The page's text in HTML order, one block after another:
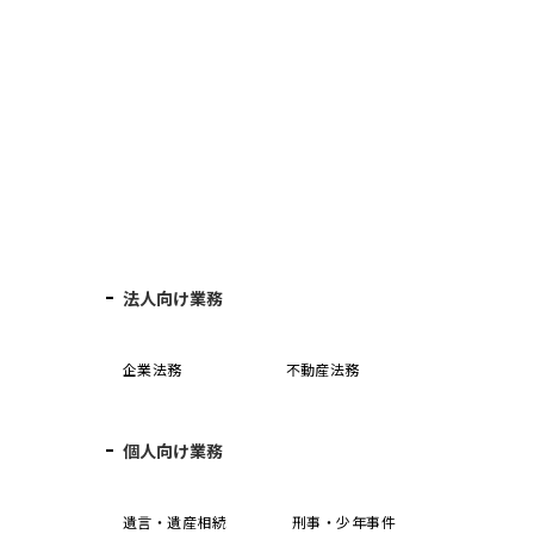
法人向け業務
企業法務 不動産法務
個人向け業務
遺言・遺産相続 刑事・少年事件